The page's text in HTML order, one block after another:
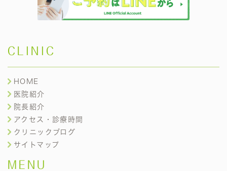
CLINIC
HOME
医院紹介
院長紹介
アクセス・診療時間
クリニックブログ
サイトマップ
MENU